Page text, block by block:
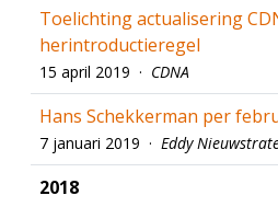
Toelichting actualisering
herintroductieregel
15 april 2019 · CDNA
Hans Schekkerman per
7 januari 2019 · Eddy
2018